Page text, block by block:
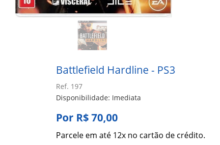
Battlefield Hardline - PS3
Ref. 197
Disponibilidade: Imediata
Por R$ 70,00
Parcele em até 12x no cartão de crédito.